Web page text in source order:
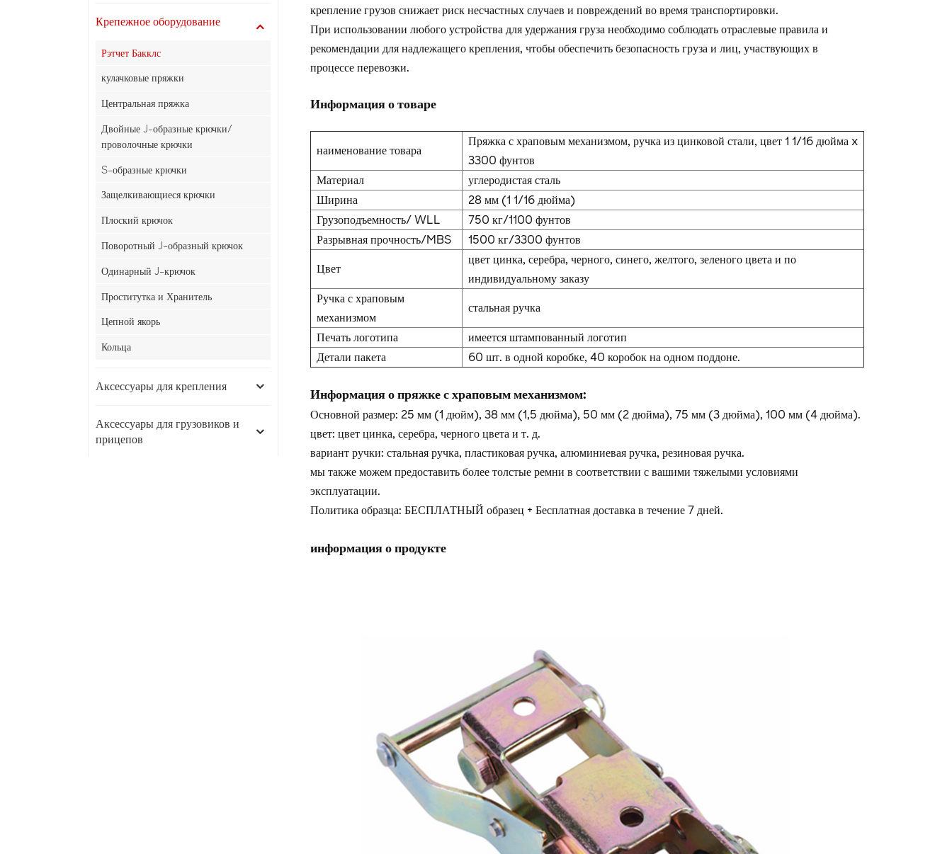
крепление грузов снижает риск несчастных случаев и повреждений во время транспортировки.
При использовании любого устройства для удержания груза необходимо соблюдать отраслевые правила и
рекомендации для надлежащего крепления, чтобы обеспечить безопасность груза и лиц, участвующих в
процессе перевозки.
Информация о товаре
наименование товара
Пряжка с храповым механизмом, ручка из цинковой стали, цвет 1 1/16 дюйма x
3300 фунтов
Материал
углеродистая сталь
Ширина
28 мм (1 1/16 дюйма)
Грузоподъемность/ WLL
750 кг/1100 фунтов
Разрывная прочность/MBS
1500 кг/3300 фунтов
Цвет
цвет цинка, серебра, черного, синего, желтого, зеленого цвета и по
индивидуальному заказу
Ручка с храповым
механизмом
стальная ручка
Печать логотипа
имеется штампованный логотип
Детали пакета
60 шт. в одной коробке, 40 коробок на одном поддоне.
Информация о пряжке с храповым механизмом:
Основной размер: 25 мм (1 дюйм), 38 мм (1,5 дюйма), 50 мм (2 дюйма), 75 мм (3 дюйма), 100 мм (4 дюйма).
цвет: цвет цинка, серебра, черного цвета и т. д.
вариант ручки: стальная ручка, пластиковая ручка, алюминиевая ручка, резиновая ручка.
мы также можем предоставить более толстые ремни в соответствии с вашими тяжелыми условиями
эксплуатации.
Политика образца: БЕСПЛАТНЫЙ образец + Бесплатная доставка в течение 7 дней.
информация о продукте
Крепежное оборудование
Рэтчет Бакклс
кулачковые пряжки
Центральная пряжка
Двойные J-образные крючки/
проволочные крючки
S-образные крючки
Защелкивающиеся крючки
Плоский крючок
Поворотный J-образный крючок
Одинарный J-крючок
Проститутка и Хранитель
Цепной якорь
Кольца
Аксессуары для крепления
Аксессуары для грузовиков и
прицепов